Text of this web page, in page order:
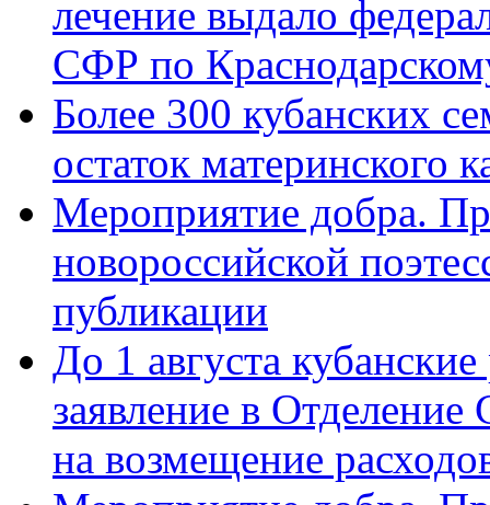
лечение выдало
СФР по
Более 300 кубанских
остаток материнского
Мероприятие добра.
новороссийской
публикации
До 1 августа
заявление в
на возмещение